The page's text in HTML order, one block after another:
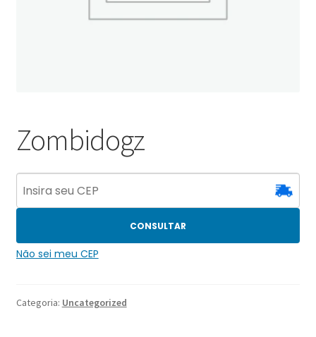
Zombidogz
CONSULTAR
Não sei meu CEP
Categoria: Uncategorized